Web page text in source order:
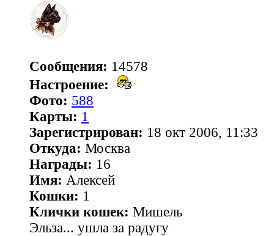
Сообщения: 14578
Настроение:
Фото: 588
Карты: 1
Зарегистрирован: 18 окт 2006, 11:33
Откуда: Москва
Награды: 16
Имя: Алексей
Кошки: 1
Клички кошек: Мишель
Эльза... ушла за радугу